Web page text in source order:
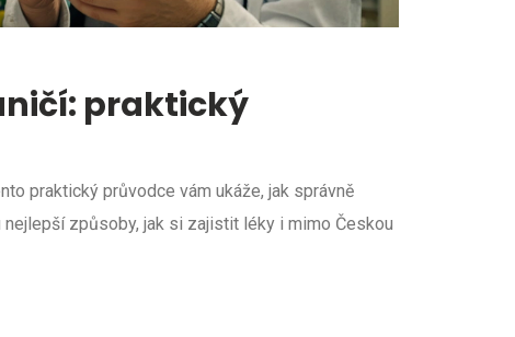
praktický
praktický průvodce vám ukáže, jak správně
způsoby, jak si zajistit léky i mimo Českou